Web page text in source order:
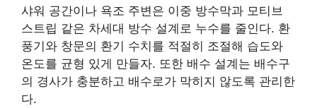
샤워 공간이나 욕조 주변은 이중 방수막과 모티브
스트립 같은 차세대 방수 설계로 누수를 줄인다. 환
풍기와 창문의 환기 수치를 적절히 조절해 습도와
온도를 균형 있게 만들자. 또한 배수 설계는 배수구
의 경사가 충분하고 배수로가 막히지 않도록 관리한
다.